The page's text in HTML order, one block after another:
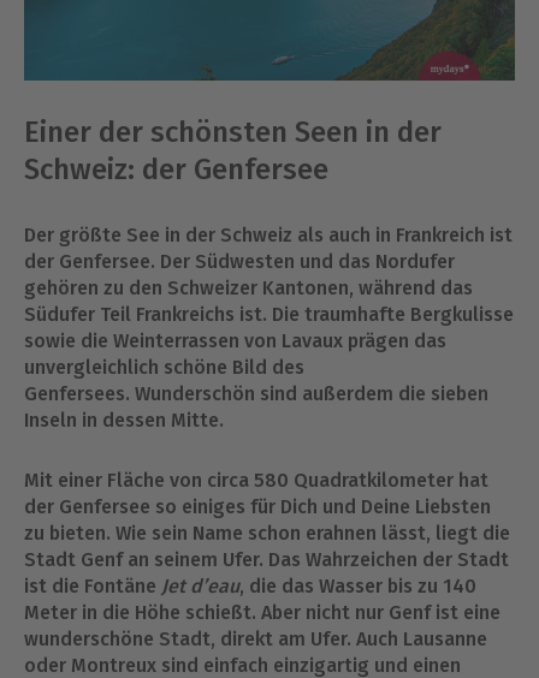
Einer der schönsten Seen in der
Schweiz: der Genfersee
Der größte See in der Schweiz als auch in Frankreich ist
der Genfersee. Der Südwesten und das Nordufer
gehören zu den Schweizer Kantonen, während das
Südufer Teil Frankreichs ist. Die traumhafte Bergkulisse
sowie die Weinterrassen von Lavaux prägen das
unvergleichlich schöne Bild des
Genfersees. Wunderschön sind außerdem die sieben
Inseln in dessen Mitte.
Mit einer Fläche von circa 580 Quadratkilometer hat
der Genfersee so einiges für Dich und Deine Liebsten
zu bieten. Wie sein Name schon erahnen lässt, liegt die
Stadt Genf an seinem Ufer. Das Wahrzeichen der Stadt
ist die Fontäne Jet d’eau, die das Wasser bis zu 140
Meter in die Höhe schießt. Aber nicht nur Genf ist eine
wunderschöne Stadt, direkt am Ufer. Auch Lausanne
oder Montreux sind einfach einzigartig und einen